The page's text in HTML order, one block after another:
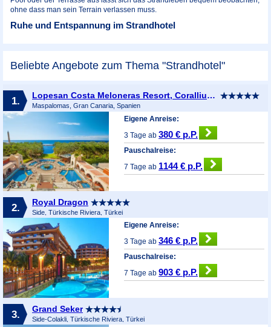
ohne dass man sein Terrain verlassen muss.
Ruhe und Entspannung im Strandhotel
Beliebte Angebote zum Thema "Strandhotel"
1. Lopesan Costa Meloneras Resort, Corallium Spa & Casino
Maspalomas, Gran Canaria, Spanien
Eigene Anreise:
3 Tage ab380 € p.P.
Pauschalreise:
7 Tage ab 1144 € p.P.
2. Royal Dragon
Side, Türkische Riviera, Türkei
Eigene Anreise:
3 Tage ab346 € p.P.
Pauschalreise:
7 Tage ab903 € p.P.
3. Grand Seker
Side-Colakli, Türkische Riviera, Türkei